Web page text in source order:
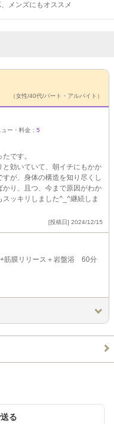
メンズにもオススメ
（女性/40代/パート・アルバイト）
ュー・料金： 5
です。
効いていて、朝イチにもかか
が、身体の構造を知り尽くし
り、且つ、今まで原因がわか
ッキリしました^_^継続しま
[投稿日] 2024/12/15
+筋膜リリース＋岩盤浴 60分
る